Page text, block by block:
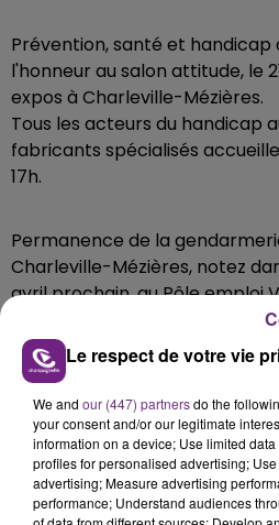
Prévention, santé et handicap
l'honneur au salon attitude, le
expos à Charleville-Mézières.
Tous les acteurs du handicap
fabricants spécialisés
17h.
Permanence de la
Charleville-Mézières, notez
avril prochain, au Pôle emploi
Entretien personnalisé sur
s'intéressent aux métiers de
Les inscriptions au 03 26 07 98
Transformer votre expérience
Aube, une réunion
Validation d’Acquis par
vendredi à partir de 14h, à
Le respect de votre vie
We and our (447) partnersdo the
your consent and/or our legitimate
information on a device; Use limited
profiles for personalised advertising;
advertising; Measure advertising
performance; Understand audiences